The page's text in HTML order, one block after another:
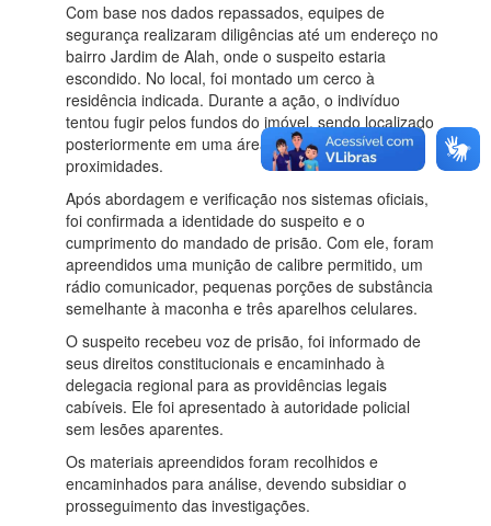
Com base nos dados repassados, equipes de
segurança realizaram diligências até um endereço no
bairro Jardim de Alah, onde o suspeito estaria
escondido. No local, foi montado um cerco à
residência indicada. Durante a ação, o indivíduo
tentou fugir pelos fundos do imóvel, sendo localizado
posteriormente em uma área de mata nas
proximidades.
Após abordagem e verificação nos sistemas oficiais,
foi confirmada a identidade do suspeito e o
cumprimento do mandado de prisão. Com ele, foram
apreendidos uma munição de calibre permitido, um
rádio comunicador, pequenas porções de substância
semelhante à maconha e três aparelhos celulares.
O suspeito recebeu voz de prisão, foi informado de
seus direitos constitucionais e encaminhado à
delegacia regional para as providências legais
cabíveis. Ele foi apresentado à autoridade policial
sem lesões aparentes.
Os materiais apreendidos foram recolhidos e
encaminhados para análise, devendo subsidiar o
prosseguimento das investigações.